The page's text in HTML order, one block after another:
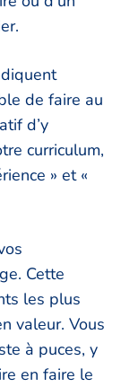
de faire au
d’y
curriculum,
» et «
Cette
les plus
valeur. Vous
à puces, y
en faire le